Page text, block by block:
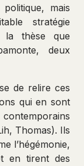
mais
stratégie
la thèse que
deux
de relire ces
qui en sont
Thomas). Ils
l’hégémonie,
en tirent des